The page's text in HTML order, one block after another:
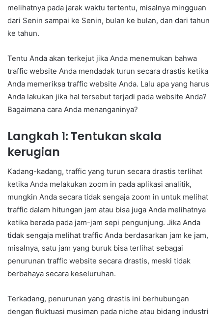
melihatnya pada jarak waktu tertentu, misalnya mingguan
dari Senin sampai ke Senin, bulan ke bulan, dan dari tahun
ke tahun.
Tentu Anda akan terkejut jika Anda menemukan bahwa
traffic website Anda mendadak turun secara drastis ketika
Anda memeriksa traffic website Anda. Lalu apa yang harus
Anda lakukan jika hal tersebut terjadi pada website Anda?
Bagaimana cara Anda menanganinya?
Langkah 1: Tentukan skala
kerugian
Kadang-kadang, traffic yang turun secara drastis terlihat
ketika Anda melakukan zoom in pada aplikasi analitik,
mungkin Anda secara tidak sengaja zoom in untuk melihat
traffic dalam hitungan jam atau bisa juga Anda melihatnya
ketika berada pada jam-jam sepi pengunjung. Jika Anda
tidak sengaja melihat traffic Anda berdasarkan jam ke jam,
misalnya, satu jam yang buruk bisa terlihat sebagai
penurunan traffic website secara drastis, meski tidak
berbahaya secara keseluruhan.
Terkadang, penurunan yang drastis ini berhubungan
dengan fluktuasi musiman pada niche atau bidang industri